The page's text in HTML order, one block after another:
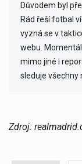
Důvodem byl
Rád řeší fotbal
vyzná se v
webu.
mimo jiné i
sleduje všechny
Zdroj: